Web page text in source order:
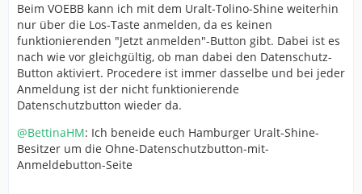
Beim VOEBB kann ich mit dem Uralt-Tolino-Shine weiterhin
nur über die Los-Taste anmelden, da es keinen
funktionierenden "Jetzt anmelden"-Button gibt. Dabei ist es
nach wie vor gleichgültig, ob man dabei den Datenschutz-
Button aktiviert. Procedere ist immer dasselbe und bei jeder
Anmeldung ist der nicht funktionierende
Datenschutzbutton wieder da.
@BettinaHM: Ich beneide euch Hamburger Uralt-Shine-
Besitzer um die Ohne-Datenschutzbutton-mit-
Anmeldebutton-Seite